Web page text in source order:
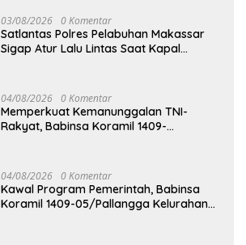
03/08/2026 0 Komentar
Satlantas Polres Pelabuhan Makassar
Sigap Atur Lalu Lintas Saat Kapal
04/08/2026 0 Komentar
Memperkuat Kemanunggalan TNI-
Rakyat, Babinsa Koramil 1409-
04/08/2026 0 Komentar
Kawal Program Pemerintah, Babinsa
Koramil 1409-05/Pallangga Kelurahan